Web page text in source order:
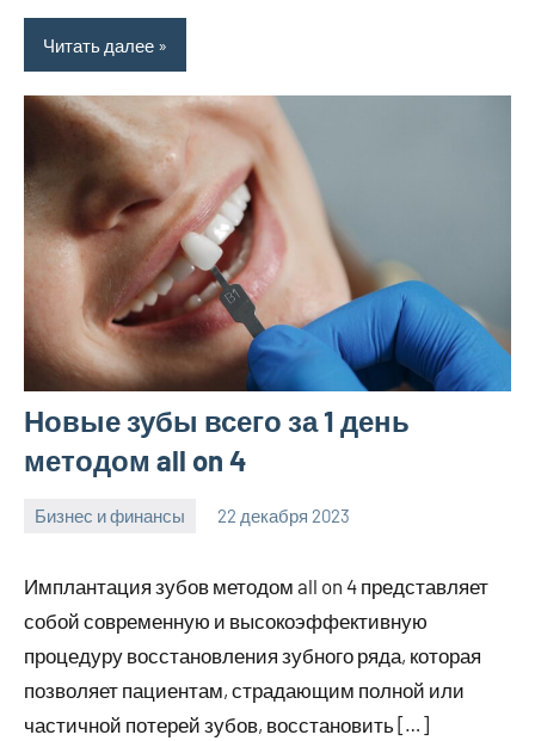
Читать далее
Новые зубы всего за 1 день
методом all on 4
Бизнес и финансы 22 декабря 2023
Имплантация зубов методом all on 4 представляет
собой современную и высокоэффективную
процедуру восстановления зубного ряда, которая
позволяет пациентам, страдающим полной или
частичной потерей зубов, восстановить […]